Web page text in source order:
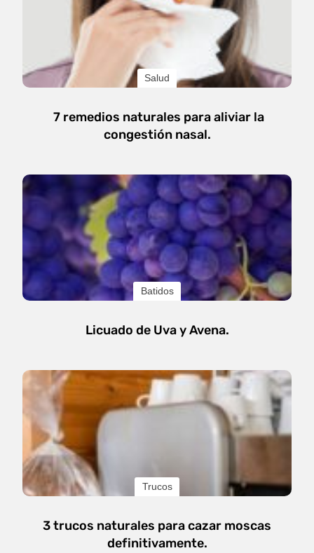
Salud
7 remedios naturales para aliviar la
congestión nasal.
Batidos
Licuado de Uva y Avena.
Trucos
3 trucos naturales para cazar moscas
definitivamente.